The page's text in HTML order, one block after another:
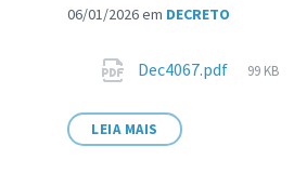
06/01/2026em DECRETO
AnexosDec4067.pdf 99 KB
LEIA MAIS